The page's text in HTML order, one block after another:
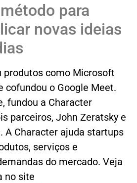
para
novas ideias
produtos como Microsoft
cofundou o Google Meet.
fundou a Character
parceiros, John Zeratsky e
A Character ajuda startups
serviços e
do mercado. Veja
no site